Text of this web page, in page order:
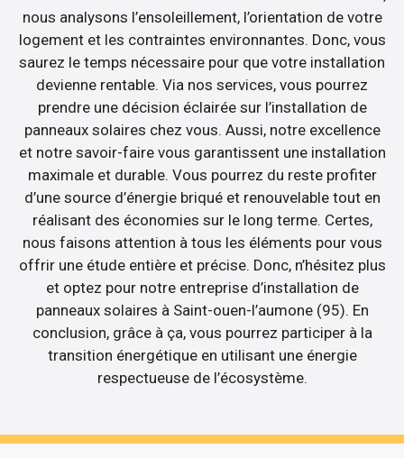
nous analysons l’ensoleillement, l’orientation de votre
logement et les contraintes environnantes. Donc, vous
saurez le temps nécessaire pour que votre installation
devienne rentable. Via nos services, vous pourrez
prendre une décision éclairée sur l’installation de
panneaux solaires chez vous. Aussi, notre excellence
et notre savoir-faire vous garantissent une installation
maximale et durable. Vous pourrez du reste profiter
d’une source d’énergie briqué et renouvelable tout en
réalisant des économies sur le long terme. Certes,
nous faisons attention à tous les éléments pour vous
offrir une étude entière et précise. Donc, n’hésitez plus
et optez pour notre entreprise d’installation de
panneaux solaires à Saint-ouen-l’aumone (95). En
conclusion, grâce à ça, vous pourrez participer à la
transition énergétique en utilisant une énergie
respectueuse de l’écosystème.